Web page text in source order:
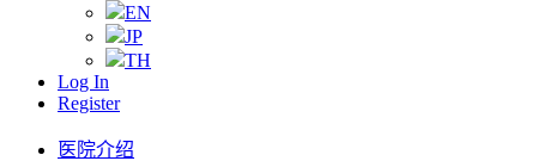
EN
JP
TH
Log In
Register
医院介绍